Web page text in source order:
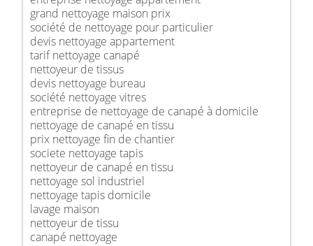
grand nettoyage maison prix
société de nettoyage pour particulier
devis nettoyage appartement
tarif nettoyage canapé
nettoyeur de tissus
devis nettoyage bureau
société nettoyage vitres
entreprise de nettoyage de canapé à domicile
nettoyage de canapé en tissu
prix nettoyage fin de chantier
societe nettoyage tapis
nettoyeur de canapé en tissu
nettoyage sol industriel
nettoyage tapis domicile
lavage maison
nettoyeur de tissu
canapé nettoyage